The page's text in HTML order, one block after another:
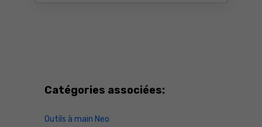
Catégories associées:
Outils à main Neo